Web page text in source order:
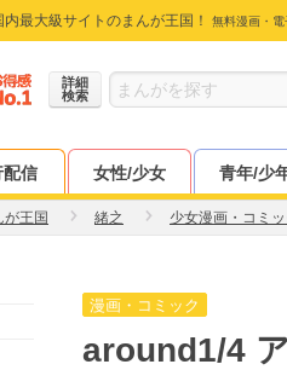
最大級サイトのまんが王国！ 無料漫画・
詳細
検索
配信 女性/少女 青年/少
王国 緒之 少女漫画・コミッ
漫画・コミック
around1/4